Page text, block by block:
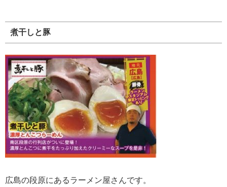
煮干しと豚
広島の段原にあるラーメン屋さんです。